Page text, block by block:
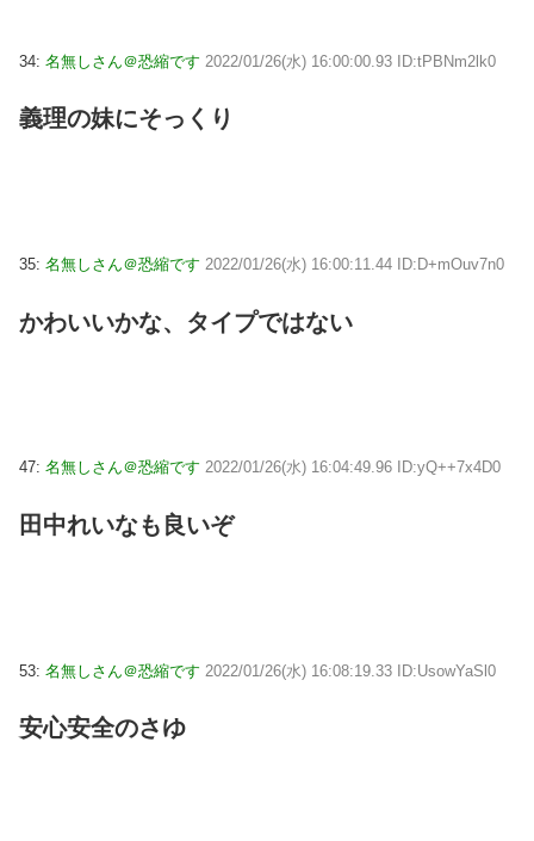
34: 名無しさん＠恐縮です 2022/01/26(水) 16:00:00.93 ID:tPBNm2lk0
義理の妹にそっくり
35: 名無しさん＠恐縮です 2022/01/26(水) 16:00:11.44 ID:D+mOuv7n0
かわいいかな、タイプではない
47: 名無しさん＠恐縮です 2022/01/26(水) 16:04:49.96 ID:yQ++7x4D0
田中れいなも良いぞ
53: 名無しさん＠恐縮です 2022/01/26(水) 16:08:19.33 ID:UsowYaSl0
安心安全のさゆ